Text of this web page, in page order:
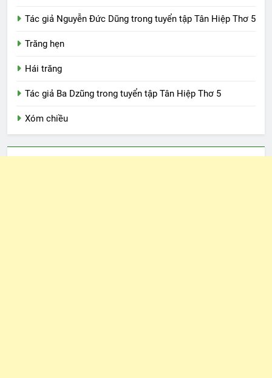
Tác giả Nguyễn Đức Dũng trong tuyển tập Tân Hiệp Thơ 5
Trăng hẹn
Hái trăng
Tác giả Ba Dzũng trong tuyển tập Tân Hiệp Thơ 5
Xóm chiều